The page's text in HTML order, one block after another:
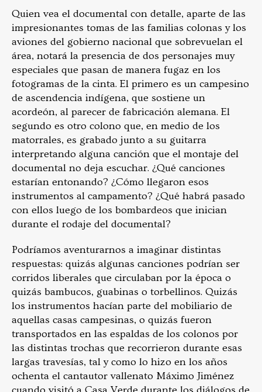
Quien vea el documental con detalle, aparte de las
impresionantes tomas de las familias colonas y los
aviones del gobierno nacional que sobrevuelan el
área, notará la presencia de dos personajes muy
especiales que pasan de manera fugaz en los
fotogramas de la cinta. El primero es un campesino
de ascendencia indígena, que sostiene un
acordeón, al parecer de fabricación alemana. El
segundo es otro colono que, en medio de los
matorrales, es grabado junto a su guitarra
interpretando alguna canción que el montaje del
documental no deja escuchar. ¿Qué canciones
estarían entonando? ¿Cómo llegaron esos
instrumentos al campamento? ¿Qué habrá pasado
con ellos luego de los bombardeos que inician
durante el rodaje del documental?
Podríamos aventurarnos a imaginar distintas
respuestas: quizás algunas canciones podrían ser
corridos liberales que circulaban por la época o
quizás bambucos, guabinas o torbellinos. Quizás
los instrumentos hacían parte del mobiliario de
aquellas casas campesinas, o quizás fueron
transportados en las espaldas de los colonos por
las distintas trochas que recorrieron durante esas
largas travesías, tal y como lo hizo en los años
ochenta el cantautor vallenato Máximo Jiménez